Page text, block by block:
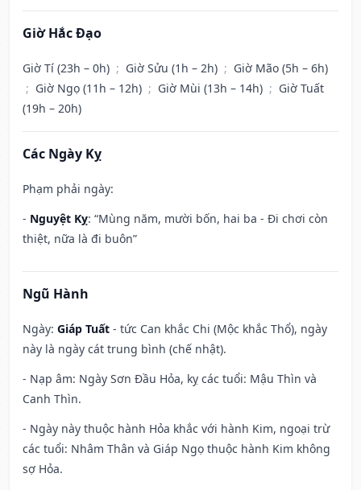
Giờ Hắc Đạo
Giờ Tí (23h – 0h) ; Giờ Sửu (1h – 2h) ; Giờ Mão (5h – 6h)
; Giờ Ngọ (11h – 12h) ; Giờ Mùi (13h – 14h) ; Giờ Tuất
(19h – 20h)
Các Ngày Kỵ
Phạm phải ngày:
- Nguyệt Kỵ: “Mùng năm, mười bốn, hai ba - Đi chơi còn
thiệt, nữa là đi buôn”
Ngũ Hành
Ngày: Giáp Tuất - tức Can khắc Chi (Mộc khắc Thổ), ngày
này là ngày cát trung bình (chế nhật).
- Nạp âm: Ngày Sơn Đầu Hỏa, kỵ các tuổi: Mậu Thìn và
Canh Thìn.
- Ngày này thuộc hành Hỏa khắc với hành Kim, ngoại trừ
các tuổi: Nhâm Thân và Giáp Ngọ thuộc hành Kim không
sợ Hỏa.